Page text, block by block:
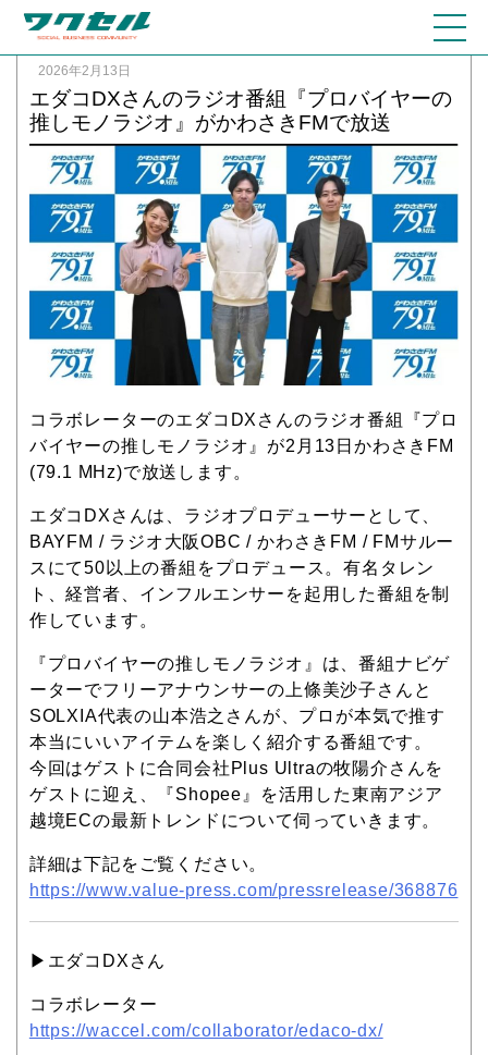
2026年2月13日
エダコDXさんのラジオ番組『プロバイヤーの
推しモノラジオ』がかわさきFMで放送
コラボレーターのエダコDXさんのラジオ番組『プロ
バイヤーの推しモノラジオ』が2月13日かわさきFM
(79.1 MHz)で放送します。
エダコDXさんは、ラジオプロデューサーとして、
BAYFM / ラジオ大阪OBC / かわさきFM / FMサルー
スにて50以上の番組をプロデュース。有名タレン
ト、経営者、インフルエンサーを起用した番組を制
作しています。
『プロバイヤーの推しモノラジオ』は、番組ナビゲ
ーターでフリーアナウンサーの上條美沙子さんと
SOLXIA代表の山本浩之さんが、プロが本気で推す
本当にいいアイテムを楽しく紹介する番組です。
今回はゲストに合同会社Plus Ultraの牧陽介さんを
ゲストに迎え、『Shopee』を活用した東南アジア
越境ECの最新トレンドについて伺っていきます。
詳細は下記をご覧ください。
https://www.value-press.com/pressrelease/368876
▶︎エダコDXさん
コラボレーター
https://waccel.com/collaborator/edaco-dx/